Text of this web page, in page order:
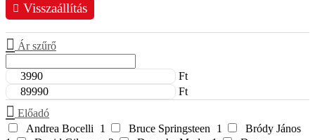
Visszaállítás
Ár szűrő
Ft
Ft
Előadó
Andrea Bocelli 1 Bruce Springsteen 1
Bródy János